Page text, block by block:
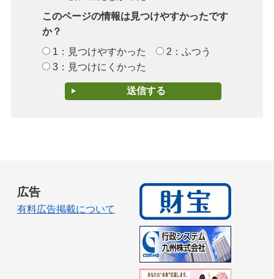
このページの情報は見つけやすかったです
か？
1：見つけやすかった
2：ふつう
3：見つけにくかった
広告
有料広告掲載について